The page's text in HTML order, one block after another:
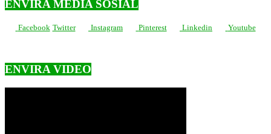
ENVIRA MEDIA SOSIAL
Facebook Twitter Instagram Pinterest Linkedin Youtube
ENVIRA VIDEO